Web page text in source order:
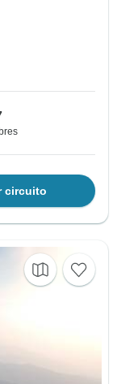
circuito